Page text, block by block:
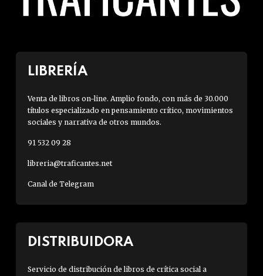
LIBRERÍA
Venta de libros on-line. Amplio fondo, con más de 30.000
títulos especializado en pensamiento crítico, movimientos
sociales y narrativa de otros mundos.
91 532 09 28
libreria@traficantes.net
Canal de Telegram
DISTRIBUIDORA
Servicio de distribución de libros de crítica social a